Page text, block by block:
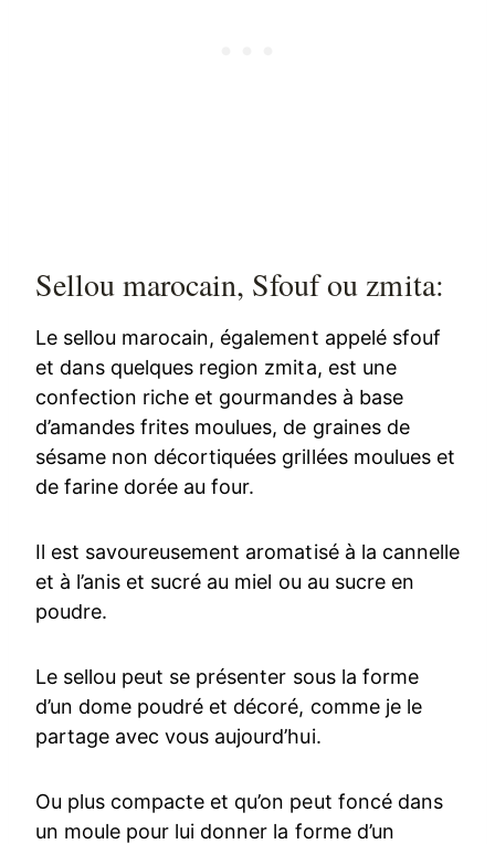
Sellou marocain, Sfouf ou zmita:
Le sellou marocain, également appelé sfouf
et dans quelques region zmita, est une
confection riche et gourmandes à base
d’amandes frites moulues, de graines de
sésame non décortiquées grillées moulues et
de farine dorée au four.
Il est savoureusement aromatisé à la cannelle
et à l’anis et sucré au miel ou au sucre en
poudre.
Le sellou peut se présenter sous la forme
d’un dome poudré et décoré, comme je le
partage avec vous aujourd’hui.
Ou plus compacte et qu’on peut foncé dans
un moule pour lui donner la forme d’un